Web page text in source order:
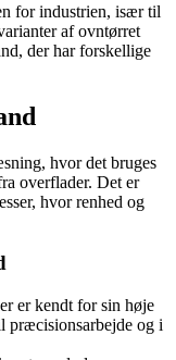
for industrien, især til
af ovntørret
der har forskellige
hvor det bruges
overflader. Det er
hvor renhed og
er kendt for sin høje
præcisionsarbejde og i